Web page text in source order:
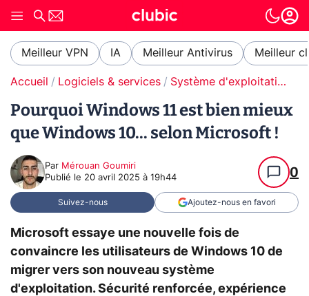
Meilleur VPN IA Meilleur Antivirus Meilleur
Accueil Logiciels & services Système d'exploitation (OS)
Pourquoi Windows 11 est bien mieux
que Windows 10... selon Microsoft !
Par Mérouan Goumiri
Publié le 20 avril 2025 à 19h44 0
Suivez-nous Ajoutez-nous en favori
Microsoft essaye une nouvelle fois de
convaincre les utilisateurs de Windows 10 de
migrer vers son nouveau système
d'exploitation. Sécurité renforcée, expérience